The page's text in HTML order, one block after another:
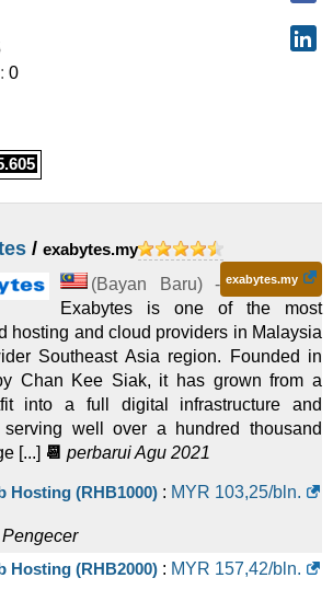
0
/ exabytes.my
exabytes.my
(Bayan Baru) -
Exabytes is one of the most
hosting and cloud providers in Malaysia
Southeast Asia region. Founded in
Chan Kee Siak, it has grown from a
into a full digital infrastructure and
well over a hundred thousand
[...] 📆 perbarui Agu 2021
Hosting (RHB1000) : MYR 103,25/bln.
Pengecer
Hosting (RHB2000) : MYR 157,42/bln.